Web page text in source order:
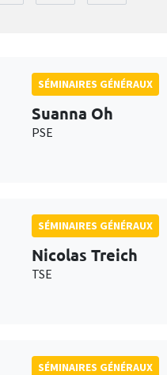
SÉMINAIRES GÉNÉRAUX
Suanna Oh
PSE
SÉMINAIRES GÉNÉRAUX
Nicolas Treich
TSE
SÉMINAIRES GÉNÉRAUX